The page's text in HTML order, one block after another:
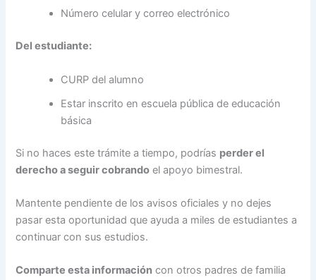
Número celular y correo electrónico
Del estudiante:
CURP del alumno
Estar inscrito en escuela pública de educación
básica
Si no haces este trámite a tiempo, podrías perder el
derecho a seguir cobrando el apoyo bimestral.
Mantente pendiente de los avisos oficiales y no dejes
pasar esta oportunidad que ayuda a miles de estudiantes a
continuar con sus estudios.
Comparte esta información con otros padres de familia